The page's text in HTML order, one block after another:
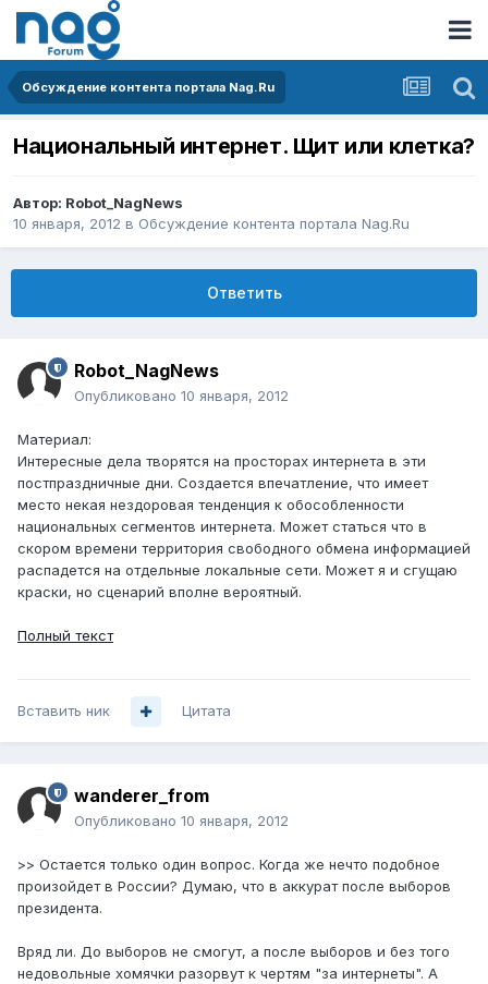
Обсуждение контента портала Nag.Ru
Национальный интернет. Щит или клетка?
Автор: Robot_NagNews
10 января, 2012 в Обсуждение контента портала Nag.Ru
Ответить
Robot_NagNews
Опубликовано 10 января, 2012
Материал:
Интересные дела творятся на просторах интернета в эти
постпраздничные дни. Создается впечатление, что имеет
место некая нездоровая тенденция к обособленности
национальных сегментов интернета. Может статься что в
скором времени территория свободного обмена информацией
распадется на отдельные локальные сети. Может я и сгущаю
краски, но сценарий вполне вероятный.
Полный текст
Вставить ник Цитата
wanderer_from
Опубликовано 10 января, 2012
>> Остается только один вопрос. Когда же нечто подобное
произойдет в России? Думаю, что в аккурат после выборов
президента.
Вряд ли. До выборов не смогут, а после выборов и без того
недовольные хомячки разорвут к чертям "за интернеты". А